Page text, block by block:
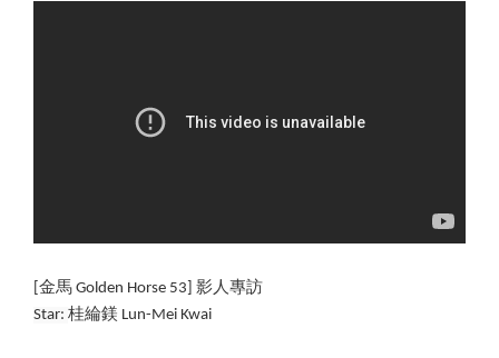
金馬 Golden Horse 53] 影人專訪
Star: 桂綸鎂 Lun-Mei Kwai